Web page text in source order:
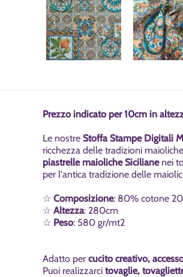
Prezzo indicato per 10cm in
Le nostre Stoffa Stampe Digitali
ricchezza delle tradizioni
piastrelle maioliche Sicilianenei
per l'antica tradizione delle
☆ Composizione: 80% cotone
☆ Altezza: 280cm
☆ Peso: 580 gr/mt2
Adatto per cucito creativo,
Puoi realizzarci tovaglie,